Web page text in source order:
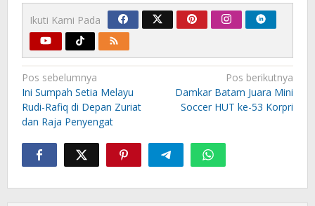
Ikuti Kami Pada
Navigasi
pos
Pos sebelumnya
Ini Sumpah Setia Melayu
Rudi-Rafiq di Depan Zuriat
dan Raja Penyengat
Pos berikutnya
Damkar Batam Juara Mini
Soccer HUT ke-53 Korpri